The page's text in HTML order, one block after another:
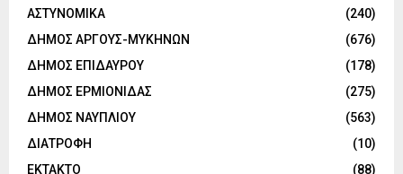
ΑΣΤΥΝΟΜΙΚΑ
(240)
ΔΗΜΟΣ ΑΡΓΟΥΣ-ΜΥΚΗΝΩΝ
(676)
ΔΗΜΟΣ ΕΠΙΔΑΥΡΟΥ
(178)
ΔΗΜΟΣ ΕΡΜΙΟΝΙΔΑΣ
(275)
ΔΗΜΟΣ ΝΑΥΠΛΙΟΥ
(563)
ΔΙΑΤΡΟΦΗ
(10)
ΕΚΤΑΚΤΟ
(88)